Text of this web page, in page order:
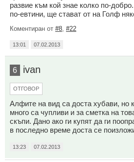
развие към кой знае колко по-
по-евтини, ще стават от на Голф
Коментиран от #8 #22
13:01 07.02.2013
6 ivan
ОТГОВОР
Алфите на вид са доста хубави, но
много са чупливи и за сметка на
скъпи. Дано ако ги купят да ги
в последно време доста се
13:23 07.02.2013